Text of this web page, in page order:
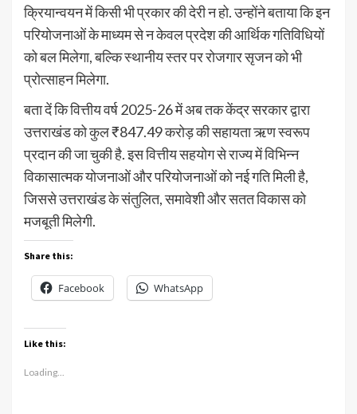
क्रियान्वयन में किसी भी प्रकार की देरी न हो. उन्होंने बताया कि इन
परियोजनाओं के माध्यम से न केवल प्रदेश की आर्थिक गतिविधियों
को बल मिलेगा, बल्कि स्थानीय स्तर पर रोजगार सृजन को भी
प्रोत्साहन मिलेगा.
बता दें कि वित्तीय वर्ष 2025-26 में अब तक केंद्र सरकार द्वारा
उत्तराखंड को कुल ₹847.49 करोड़ की सहायता ऋण स्वरूप
प्रदान की जा चुकी है. इस वित्तीय सहयोग से राज्य में विभिन्न
विकासात्मक योजनाओं और परियोजनाओं को नई गति मिली है,
जिससे उत्तराखंड के संतुलित, समावेशी और सतत विकास को
मजबूती मिलेगी.
Share this:
Facebook WhatsApp
Like this:
Loading...